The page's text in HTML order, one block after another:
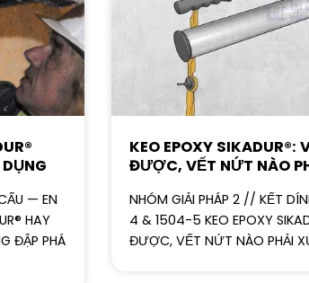
— EN
HAY
ĐẬP PHÁ
KEO EPOXY SIKADUR®:
ĐƯỢC, VẾT NỨT NÀO
NHÓM GIẢI PHÁP 2 // KẾT
4 & 1504-5 KEO EPOXY
ĐƯỢC, VẾT NỨT NÀO PHẢI